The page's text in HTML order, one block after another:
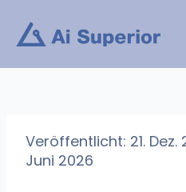
Inhalt
springen
Veröffentlicht: 21. Dez.
Juni 2026